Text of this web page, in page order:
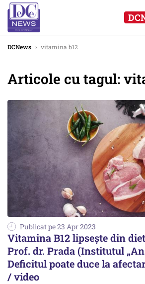
DCNews › vitamina b12
Articole cu tagul:
Publicat pe 23 Apr 2023
Vitamina B12 lipsește din
Prof. dr. Prada (Institutul
Deficitul poate duce la
/ video